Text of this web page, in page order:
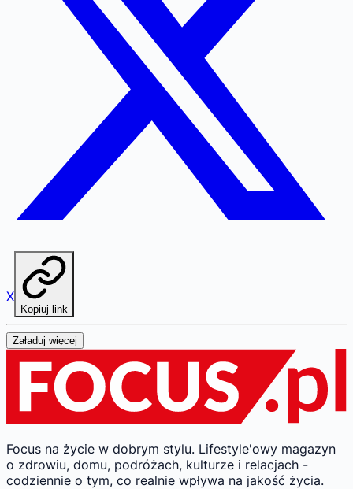
X
Kopiuj link
Załaduj więcej
Focus na życie w dobrym stylu. Lifestyle'owy magazyn
o zdrowiu, domu, podróżach, kulturze i relacjach -
codziennie o tym, co realnie wpływa na jakość życia.